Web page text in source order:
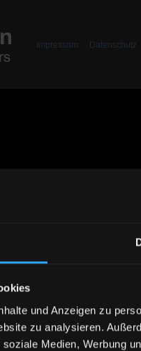
und Anzeigen zu
zu analysieren.
Medien, Werbung
Impressum Datenschutz